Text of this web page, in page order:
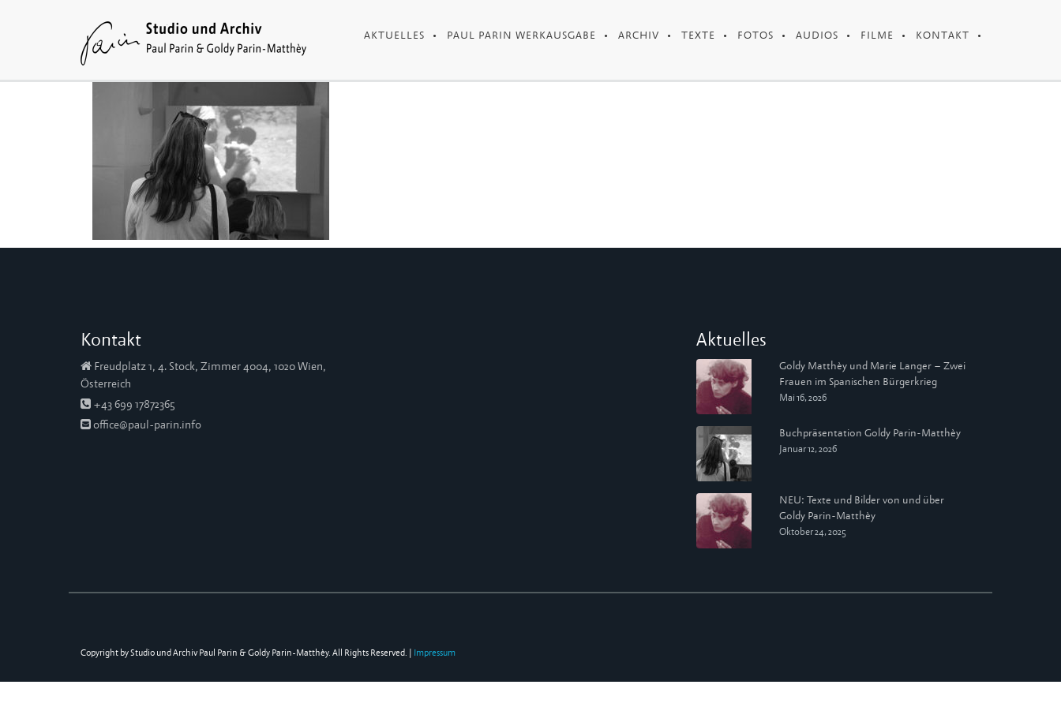
AKTUELLES PAUL PARIN WERKAUSGABE ARCHIV TEXTE FOTOS AUDIOS FILME KONTAKT
Kontakt
Freudplatz 1, 4. Stock, Zimmer 4004, 1020 Wien,
Österreich
+43 699 17872365
office@paul-parin.info
Aktuelles
Goldy Matthèy und Marie Langer – Zwei
Frauen im Spanischen Bürgerkrieg
Mai 16, 2026
Buchpräsentation Goldy Parin-Matthèy
Januar 12, 2026
NEU: Texte und Bilder von und über
Goldy Parin-Matthèy
Oktober 24, 2025
Copyright by Studio und Archiv Paul Parin & Goldy Parin-Matthèy. All Rights Reserved. | Impressum